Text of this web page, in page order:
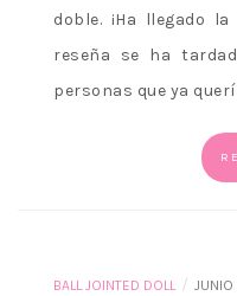
doble. ¡Ha llegado
reseña se ha
personas que ya
BALL JOINTED DOLL / JUNIO